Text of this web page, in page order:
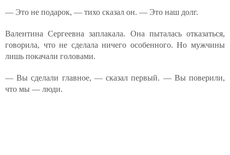
— Это не подарок, — тихо сказал он. — Это наш долг.
Валентина Сергеевна заплакала. Она пыталась отказаться,
говорила, что не сделала ничего особенного. Но мужчины
лишь покачали головами.
— Вы сделали главное, — сказал первый. — Вы поверили,
что мы — люди.